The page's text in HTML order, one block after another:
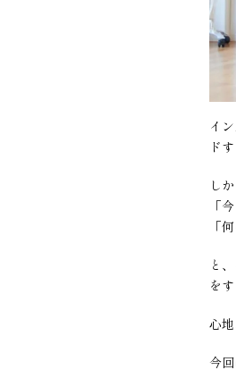
イ
ド
し
「
「
と
を
心
今